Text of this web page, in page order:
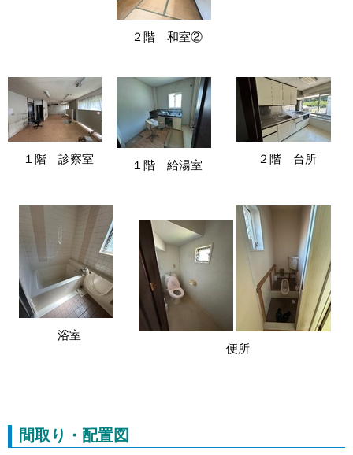
２階 和室②
１階 診察室 １階 給湯室 ２階 台所
浴室
便所
間取り・配置図